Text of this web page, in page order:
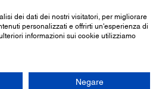
della Sera
culturale teatroinscatola
dei dati dei nostri visitatori, per migliorare
personalizzati e offrirti un'esperienza di
informazioni sui cookie utilizziamo
Negare